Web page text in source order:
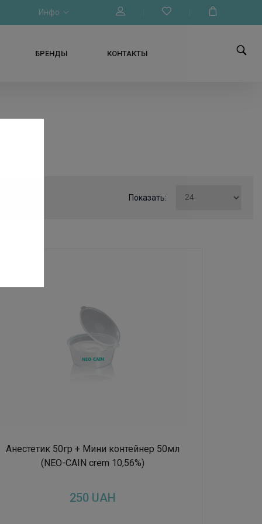
Инфо
БРЕНДЫ КОНТАКТЫ
Показать:
Анестетик 50гр + Мини контейнер 50мл
(NEO-CAIN crem 10,56%)
250 UAH